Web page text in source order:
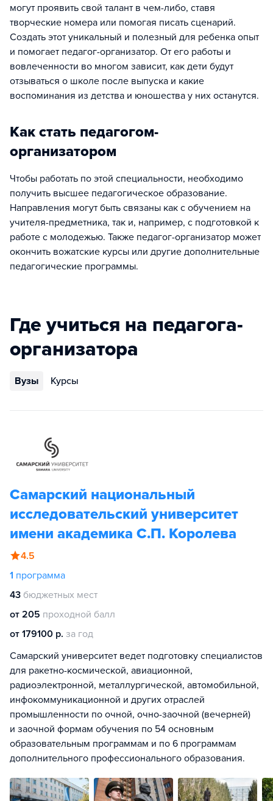
могут проявить свой талант в чем-либо, ставя
творческие номера или помогая писать сценарий.
Создать этот уникальный и полезный для ребенка опыт
и помогает педагог-организатор. От его работы и
вовлеченности во многом зависит, как дети будут
отзываться о школе после выпуска и какие
воспоминания из детства и юношества у них останутся.
Как стать педагогом-
организатором
Чтобы работать по этой специальности, необходимо
получить высшее педагогическое образование.
Направления могут быть связаны как с обучением на
учителя-предметника, так и, например, с подготовкой к
работе с молодежью. Также педагог-организатор может
окончить вожатские курсы или другие дополнительные
педагогические программы.
Где учиться на педагога-
организатора
Вузы Курсы
Самарский национальный
исследовательский университет
имени академика С.П. Королева
4.5
1 программа
43 бюджетных мест
от 205 проходной балл
от 179100 р. за год
Самарский университет ведет подготовку специалистов
для ракетно-космической, авиационной,
радиоэлектронной, металлургической, автомобильной,
инфокоммуникационной и других отраслей
промышленности по очной, очно-заочной (вечерней)
и заочной формам обучения по 54 основным
образовательным программам и по 6 программам
дополнительного профессионального образования.